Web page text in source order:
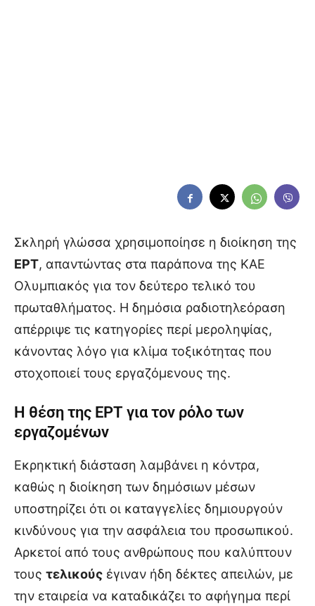
Σκληρή γλώσσα χρησιμοποίησε η διοίκηση της
ΕΡΤ, απαντώντας στα παράπονα της ΚΑΕ
Ολυμπιακός για τον δεύτερο τελικό του
πρωταθλήματος. Η δημόσια ραδιοτηλεόραση
απέρριψε τις κατηγορίες περί μεροληψίας,
κάνοντας λόγο για κλίμα τοξικότητας που
στοχοποιεί τους εργαζόμενους της.
Η θέση της ΕΡΤ για τον ρόλο των
εργαζομένων
Εκρηκτική διάσταση λαμβάνει η κόντρα,
καθώς η διοίκηση των δημόσιων μέσων
υποστηρίζει ότι οι καταγγελίες δημιουργούν
κινδύνους για την ασφάλεια του προσωπικού.
Αρκετοί από τους ανθρώπους που καλύπτουν
τους τελικούς έγιναν ήδη δέκτες απειλών, με
την εταιρεία να καταδικάζει το αφήγημα περί